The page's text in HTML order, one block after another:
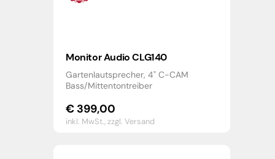
Monitor Audio CLG140
Gartenlautsprecher, 4" C-CAM
Bass/Mittentontreiber
€ 399,00
inkl. MwSt.,zzgl. Versand